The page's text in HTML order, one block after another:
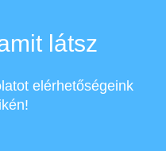
látsz
elérhetőségeink